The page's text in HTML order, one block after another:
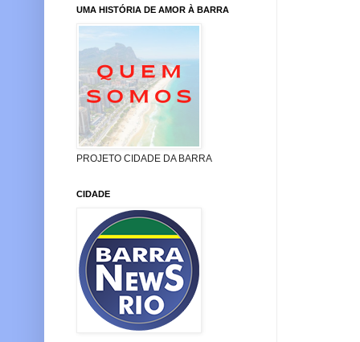
UMA HISTÓRIA DE AMOR À BARRA
PROJETO CIDADE DA BARRA
CIDADE